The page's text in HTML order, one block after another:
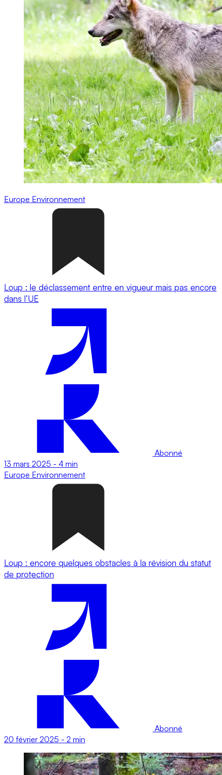
Europe Environnement
Loup : le déclassement entre en vigueur mais pas encore
dans l’UE
Abonné
13 mars 2025 - 4 min
Europe Environnement
Loup : encore quelques obstacles à la révision du statut
de protection
Abonné
20 février 2025 - 2 min